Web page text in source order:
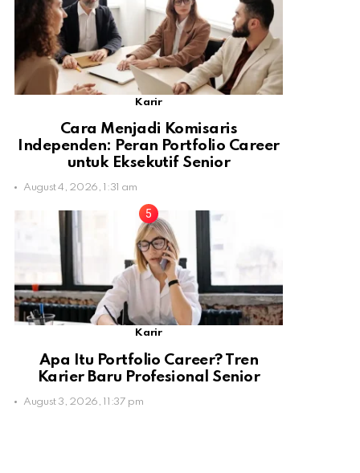
Karir
Cara Menjadi Komisaris
Independen: Peran Portfolio Career
untuk Eksekutif Senior
August 4, 2026, 1:31 am
Karir
Apa Itu Portfolio Career? Tren
Karier Baru Profesional Senior
August 3, 2026, 11:37 pm